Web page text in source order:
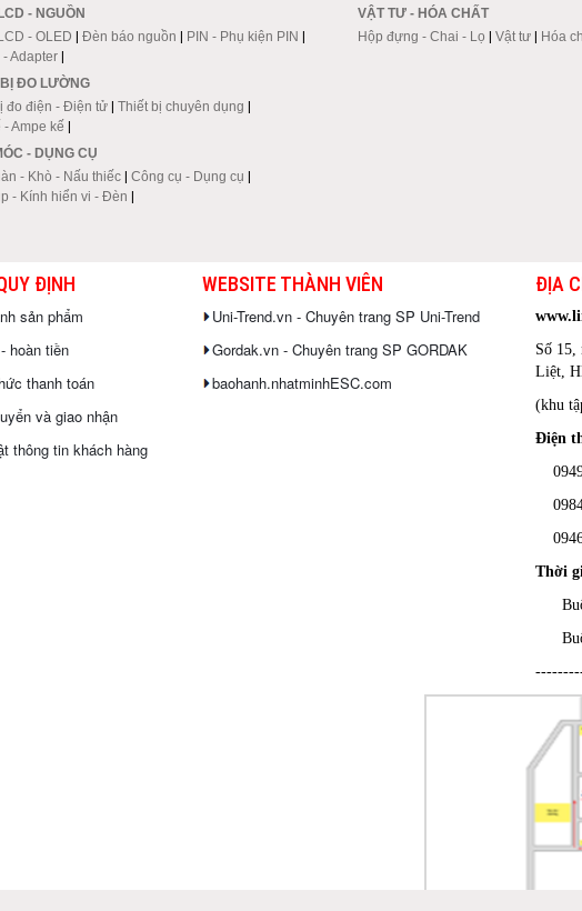
- NGUỒN
- OLED | Đèn báo nguồn | PIN - Phụ kiện PIN |
Adapter|
ĐO LƯỜNG
đo điện - Điện tử| Thiết bị chuyên dụng |
- Ampe kế |
- DỤNG CỤ
- Khò - Nấu thiếc| Công cụ - Dụng cụ |
- Kính hiển vi - Đèn |
VẬT TƯ - HÓA CHẤT
Hộp đựng - Chai - Lọ |Vật tư | Hóa
ĐỊNH
sản phẩm
hoàn tiền
thanh toán
và giao nhận
thông tin khách hàng
WEBSITE THÀNH VIÊN
Uni-Trend.vn - Chuyên trang SP Uni-Trend
Gordak.vn - Chuyên trang SP GORDAK
baohanh.nhatminhESC.com
ĐỊA
Số 15,
Liệt,
(khu
Điện
0949
0984
0946
Thời
Buổi
Buổi